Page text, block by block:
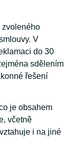
zvoleného
V
do 30
sdělením
řešení
je obsahem
včetně
i na jiné